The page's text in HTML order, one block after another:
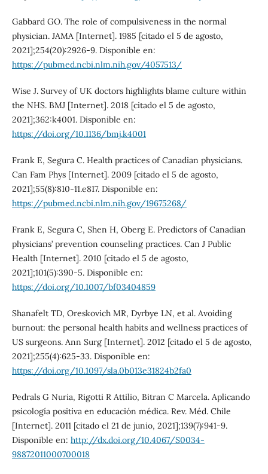
Gabbard GO. The role of compulsiveness in the normal
physician. JAMA [Internet]. 1985 [citado el 5 de agosto,
2021];254(20):2926-9. Disponible en:
https://pubmed.ncbi.nlm.nih.gov/4057513/
Wise J. Survey of UK doctors highlights blame culture within
the NHS. BMJ [Internet]. 2018 [citado el 5 de agosto,
2021];362:k4001. Disponible en:
https://doi.org/10.1136/bmj.k4001
Frank E, Segura C. Health practices of Canadian physicians.
Can Fam Phys [Internet]. 2009 [citado el 5 de agosto,
2021];55(8):810-11.e817. Disponible en:
https://pubmed.ncbi.nlm.nih.gov/19675268/
Frank E, Segura C, Shen H, Oberg E. Predictors of Canadian
physicians’ prevention counseling practices. Can J Public
Health [Internet]. 2010 [citado el 5 de agosto,
2021];101(5):390-5. Disponible en:
https://doi.org/10.1007/bf03404859
Shanafelt TD, Oreskovich MR, Dyrbye LN, et al. Avoiding
burnout: the personal health habits and wellness practices of
US surgeons. Ann Surg [Internet]. 2012 [citado el 5 de agosto,
2021];255(4):625-33. Disponible en:
https://doi.org/10.1097/sla.0b013e31824b2fa0
Pedrals G Nuria, Rigotti R Attilio, Bitran C Marcela. Aplicando
psicología positiva en educación médica. Rev. Méd. Chile
[Internet]. 2011 [citado el 21 de junio, 2021];139(7):941-9.
Disponible en: http://dx.doi.org/10.4067/S0034-
98872011000700018